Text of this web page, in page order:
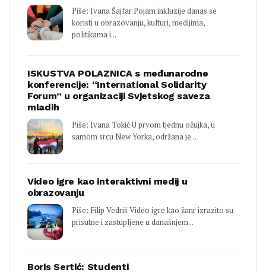
Piše: Ivana Šajfar Pojam inkluzije danas se
koristi u obrazovanju, kulturi, medijima,
politikama i...
ISKUSTVA POLAZNICA s međunarodne
konferencije: “International Solidarity
Forum” u organizaciji Svjetskog saveza
mladih
Piše: Ivana Tokić U prvom tjednu ožujka, u
samom srcu New Yorka, održana je...
Video igre kao interaktivni medij u
obrazovanju
Piše: Filip Vedriš Video igre kao žanr izrazito su
prisutne i zastupljene u današnjem...
Boris Sertić: Studenti